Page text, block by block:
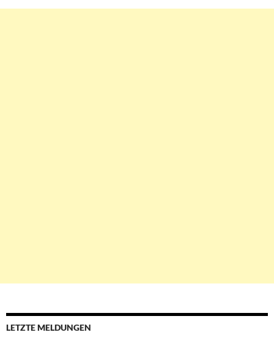
LETZTE MELDUNGEN